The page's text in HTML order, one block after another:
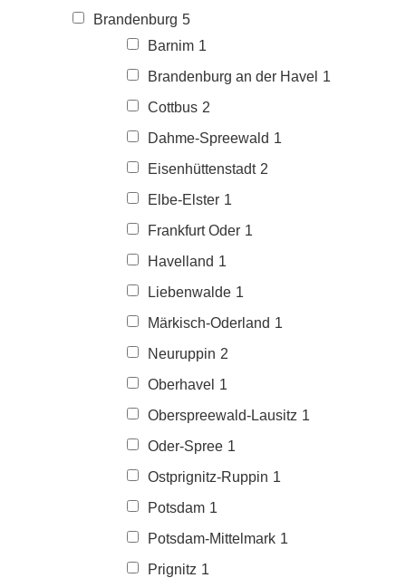
Brandenburg 5
Barnim 1
Brandenburg an der Havel 1
Cottbus 2
Dahme-Spreewald 1
Eisenhüttenstadt 2
Elbe-Elster 1
Frankfurt Oder 1
Havelland 1
Liebenwalde 1
Märkisch-Oderland 1
Neuruppin 2
Oberhavel 1
Oberspreewald-Lausitz 1
Oder-Spree 1
Ostprignitz-Ruppin 1
Potsdam 1
Potsdam-Mittelmark 1
Prignitz 1